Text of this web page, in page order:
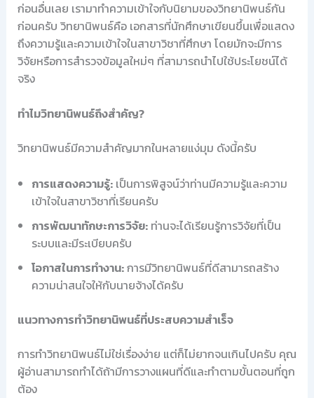
ก่อนอื่นเลย เรามาทำความเข้าใจกับนิยามของวิทยานิพนธ์กัน
ก่อนครับ วิทยานิพนธ์คือ เอกสารที่นักศึกษาเขียนขึ้นเพื่อแสดง
ถึงความรู้และความเข้าใจในสาขาวิชาที่ศึกษา โดยมักจะมีการ
วิจัยหรือการสำรวจข้อมูลใหม่ๆ ที่สามารถนำไปใช้ประโยชน์ได้
จริง
ทำไมวิทยานิพนธ์ถึงสำคัญ?
วิทยานิพนธ์มีความสำคัญมากในหลายแง่มุม ดังนี้ครับ
การแสดงความรู้:เป็นการพิสูจน์ว่าท่านมีความรู้และความ
เข้าใจในสาขาวิชาที่เรียนครับ
การพัฒนาทักษะการวิจัย:ท่านจะได้เรียนรู้การวิจัยที่เป็น
ระบบและมีระเบียบครับ
โอกาสในการทำงาน:การมีวิทยานิพนธ์ที่ดีสามารถสร้าง
ความน่าสนใจให้กับนายจ้างได้ครับ
แนวทางการทำวิทยานิพนธ์ที่ประสบความสำเร็จ
การทำวิทยานิพนธ์ไม่ใช่เรื่องง่าย แต่ก็ไม่ยากจนเกินไปครับ คุณ
ผู้อ่านสามารถทำได้ถ้ามีการวางแผนที่ดีและทำตามขั้นตอนที่ถูก
ต้อง